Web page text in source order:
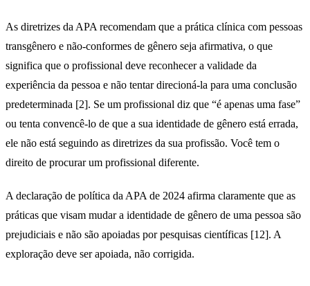
As diretrizes da APA recomendam que a prática clínica com pessoas
transgênero e não-conformes de gênero seja afirmativa, o que
significa que o profissional deve reconhecer a validade da
experiência da pessoa e não tentar direcioná-la para uma conclusão
predeterminada [2]. Se um profissional diz que “é apenas uma fase”
ou tenta convencê-lo de que a sua identidade de gênero está errada,
ele não está seguindo as diretrizes da sua profissão. Você tem o
direito de procurar um profissional diferente.
A declaração de política da APA de 2024 afirma claramente que as
práticas que visam mudar a identidade de gênero de uma pessoa são
prejudiciais e não são apoiadas por pesquisas científicas [12]. A
exploração deve ser apoiada, não corrigida.